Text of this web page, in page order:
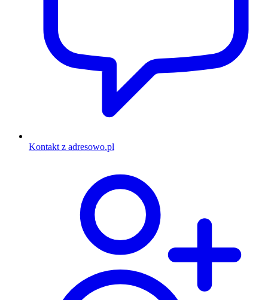
Kontakt z adresowo.pl